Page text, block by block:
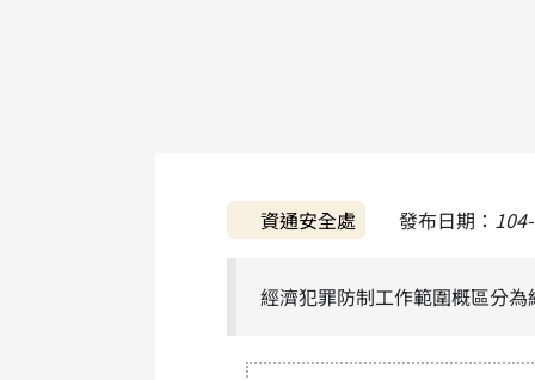
資通安全處 發布日期：
經濟犯罪防制工作範圍概區分